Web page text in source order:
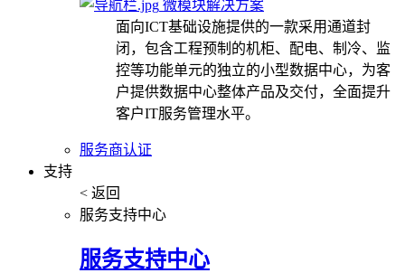
微模块解决方案
面向ICT基础设施提供的一款采用通道封
闭，包含工程预制的机柜、配电、制冷、监
控等功能单元的独立的小型数据中心，为客
户提供数据中心整体产品及交付，全面提升
客户IT服务管理水平。
服务商认证
支持
< 返回
服务支持中心
服务支持中心